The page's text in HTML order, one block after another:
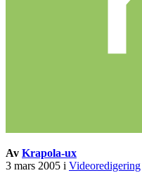
Av Krapola-ux
3 mars 2005 i Videoredigering